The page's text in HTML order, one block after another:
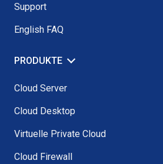
Support
English FAQ
PRODUKTE
Cloud Server
Cloud Desktop
Virtuelle Private Cloud
Cloud Firewall